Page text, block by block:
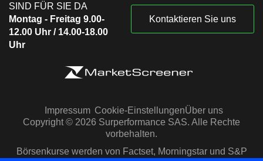
SIND FÜR SIE DA
Montag - Freitag 9.00-
12.00 Uhr / 14.00-18.00
Uhr
Kontaktieren Sie uns
Impressum Cookie-EinstellungenÜber uns
Copyright © 2026 Surperformance SAS. Alle Rechte
vorbehalten.
Börsenkurse werden von Factset, Morningstar und S&P